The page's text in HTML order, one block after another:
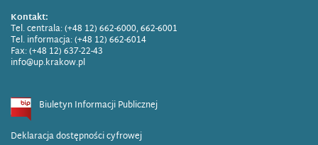
Kontakt:
Tel. centrala: (+48 12) 662-6000, 662-6001
Tel. informacja: (+48 12) 662-6014
Fax: (+48 12) 637-22-43
info@up.krakow.pl
Biuletyn Informacji Publicznej
Deklaracja dostępności cyfrowej